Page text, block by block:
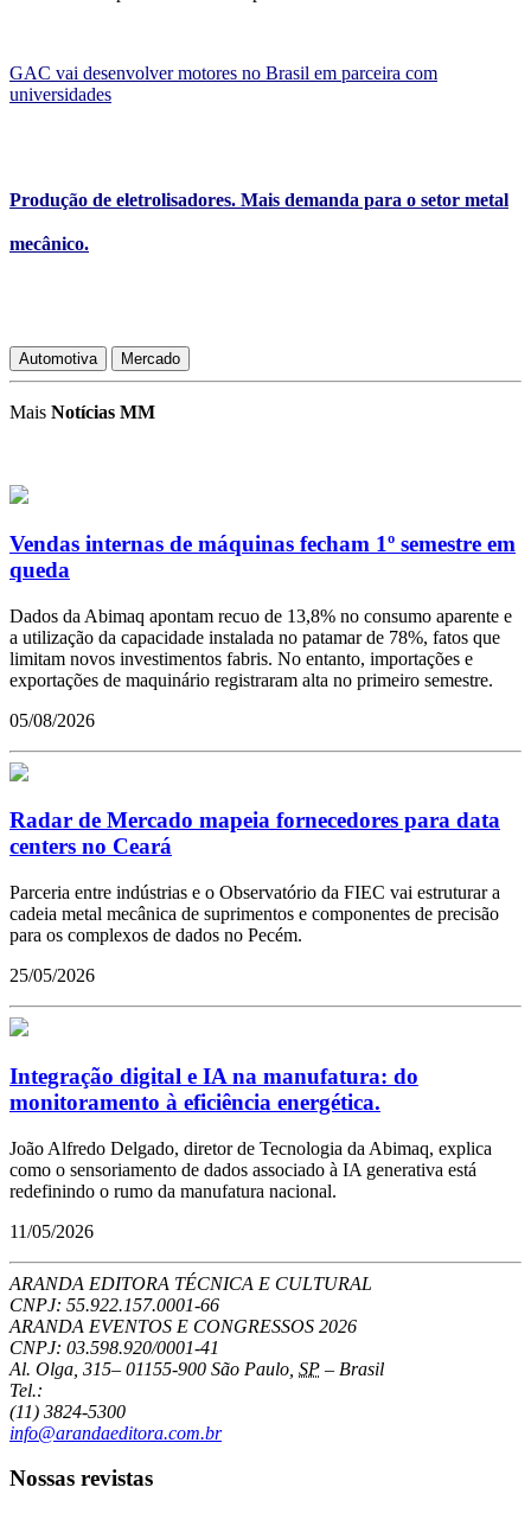
GAC vai desenvolver motores no Brasil em parceira com
universidades
Produção de eletrolisadores. Mais demanda para o setor metal
mecânico.
Automotiva Mercado
Mais Notícias MM
Vendas internas de máquinas fecham 1º semestre em
queda
Dados da Abimaq apontam recuo de 13,8% no consumo aparente e
a utilização da capacidade instalada no patamar de 78%, fatos que
limitam novos investimentos fabris. No entanto, importações e
exportações de maquinário registraram alta no primeiro semestre.
05/08/2026
Radar de Mercado mapeia fornecedores para data
centers no Ceará
Parceria entre indústrias e o Observatório da FIEC vai estruturar a
cadeia metal mecânica de suprimentos e componentes de precisão
para os complexos de dados no Pecém.
25/05/2026
Integração digital e IA na manufatura: do
monitoramento à eficiência energética.
João Alfredo Delgado, diretor de Tecnologia da Abimaq, explica
como o sensoriamento de dados associado à IA generativa está
redefinindo o rumo da manufatura nacional.
11/05/2026
ARANDA EDITORA TÉCNICA E CULTURAL
CNPJ: 55.922.157.0001-66
ARANDA EVENTOS E CONGRESSOS 2026
CNPJ: 03.598.920/0001-41
Al. Olga, 315– 01155-900 São Paulo SP – Brasil
Tel.:
(11) 3824-5300
info@arandaeditora.com.br
Nossas revistas